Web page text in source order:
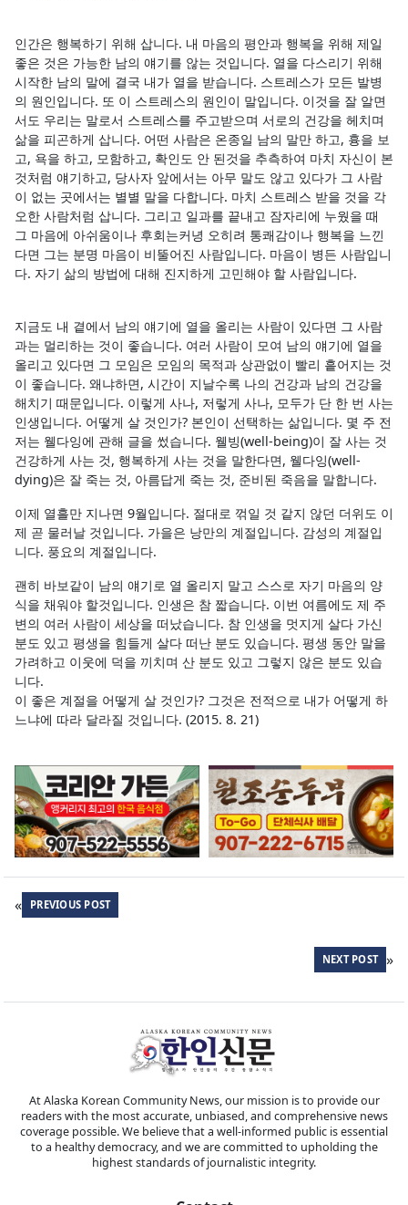
인간은 행복하기 위해 삽니다. 내 마음의 평안과 행복을 위해 제일
좋은 것은 가능한 남의 얘기를 않는 것입니다. 열을 다스리기 위해
시작한 남의 말에 결국 내가 열을 받습니다. 스트레스가 모든 발병
의 원인입니다. 또 이 스트레스의 원인이 말입니다. 이것을 잘 알면
서도 우리는 말로서 스트레스를 주고받으며 서로의 건강을 헤치며
삶을 피곤하게 삽니다. 어떤 사람은 온종일 남의 말만 하고, 흉을 보
고, 욕을 하고, 모함하고, 확인도 안 된것을 추측하여 마치 자신이 본
것처럼 얘기하고, 당사자 앞에서는 아무 말도 않고 있다가 그 사람
이 없는 곳에서는 별별 말을 다합니다. 마치 스트레스 받을 것을 각
오한 사람처럼 삽니다. 그리고 일과를 끝내고 잠자리에 누웠을 때
그 마음에 아쉬움이나 후회는커녕 오히려 통쾌감이나 행복을 느낀
다면 그는 분명 마음이 비뚤어진 사람입니다. 마음이 병든 사람입니
다. 자기 삶의 방법에 대해 진지하게 고민해야 할 사람입니다.
지금도 내 곁에서 남의 얘기에 열을 올리는 사람이 있다면 그 사람
과는 멀리하는 것이 좋습니다. 여러 사람이 모여 남의 얘기에 열을
올리고 있다면 그 모임은 모임의 목적과 상관없이 빨리 흩어지는 것
이 좋습니다. 왜냐하면, 시간이 지날수록 나의 건강과 남의 건강을
해치기 때문입니다. 이렇게 사나, 저렇게 사나, 모두가 단 한 번 사는
인생입니다. 어떻게 살 것인가? 본인이 선택하는 삶입니다. 몇 주 전
저는 웰다잉에 관해 글을 썼습니다. 웰빙(well-being)이 잘 사는 것
건강하게 사는 것, 행복하게 사는 것을 말한다면, 웰다잉(well-
dying)은 잘 죽는 것, 아름답게 죽는 것, 준비된 죽음을 말합니다.
이제 열흘만 지나면 9월입니다. 절대로 꺾일 것 같지 않던 더위도 이
제 곧 물러날 것입니다. 가을은 낭만의 계절입니다. 감성의 계절입
니다. 풍요의 계절입니다.
괜히 바보같이 남의 얘기로 열 올리지 말고 스스로 자기 마음의 양
식을 채워야 할것입니다. 인생은 참 짧습니다. 이번 여름에도 제 주
변의 여러 사람이 세상을 떠났습니다. 참 인생을 멋지게 살다 가신
분도 있고 평생을 힘들게 살다 떠난 분도 있습니다. 평생 동안 말을
가려하고 이웃에 덕을 끼치며 산 분도 있고 그렇지 않은 분도 있습
니다.
이 좋은 계절을 어떻게 살 것인가? 그것은 전적으로 내가 어떻게 하
느냐에 따라 달라질 것입니다. (2015. 8. 21)
« PREVIOUS POST
NEXT POST »
At Alaska Korean Community News, our mission is to provide our
readers with the most accurate, unbiased, and comprehensive news
coverage possible. We believe that a well-informed public is essential
to a healthy democracy, and we are committed to upholding the
highest standards of journalistic integrity.